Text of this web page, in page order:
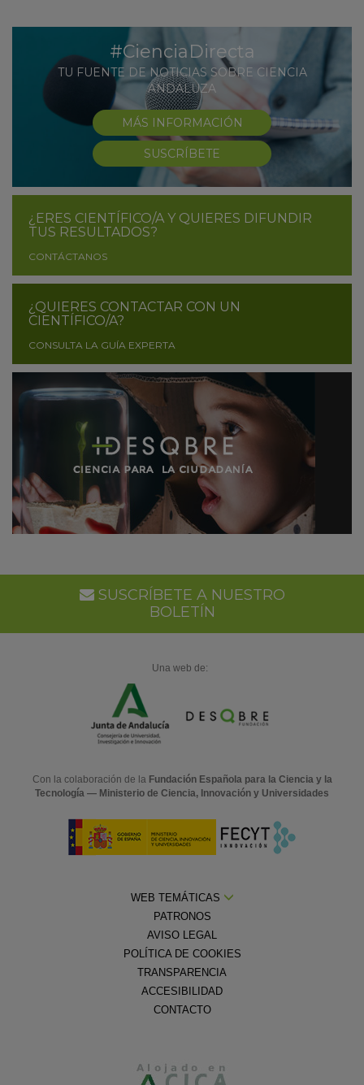
#CienciaDirecta
TU FUENTE DE NOTICIAS SOBRE CIENCIA
ANDALUZA
MÁS INFORMACIÓN
SUSCRÍBETE
¿ERES CIENTÍFICO/A Y QUIERES DIFUNDIR
TUS RESULTADOS?
CONTÁCTANOS
¿QUIERES CONTACTAR CON UN
CIENTÍFICO/A?
CONSULTA LA GUÍA EXPERTA
SUSCRÍBETE A NUESTRO
BOLETÍN
Una web de:
Con la colaboración de la Fundación Española para la Ciencia y la
Tecnología — Ministerio de Ciencia, Innovación y Universidades
WEB TEMÁTICAS
PATRONOS
AVISO LEGAL
POLÍTICA DE COOKIES
TRANSPARENCIA
ACCESIBILIDAD
CONTACTO